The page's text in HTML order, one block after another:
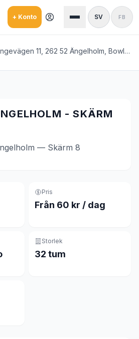
+ Konto SV FB
Landshövdingevägen 11, 262 52 Ängelholm, Bowling i Ängelholm
- SKÄRM
— Skärm 8
Pris
Från 60 kr / dag
Storlek
32 tum